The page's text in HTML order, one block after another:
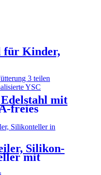
für Kinder,
| YSC
mit
freies
anpassbar
|
Silikon-
mit